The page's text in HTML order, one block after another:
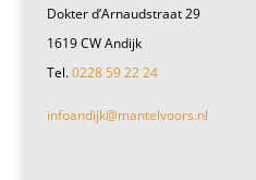
Dokter d’Arnaudstraat 29
1619 CW Andijk
Tel.0228 59 22 24
infoandijk@mantelvoors.nl